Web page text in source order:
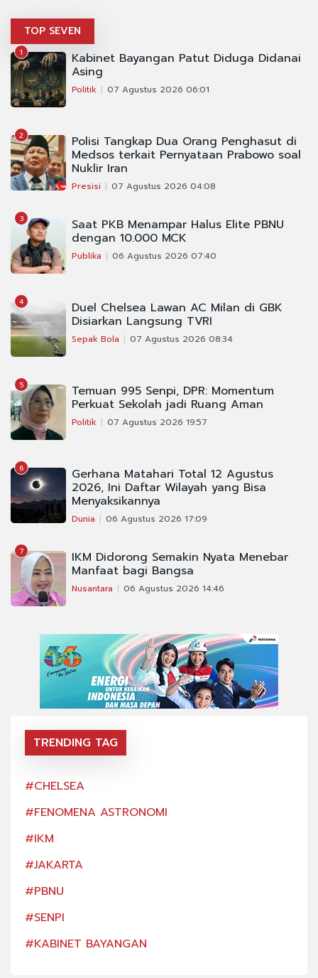
TOP SEVEN
1 Kabinet Bayangan Patut Diduga Didanai
Asing
Politik 07 Agustus 2026 06:01
2 Polisi Tangkap Dua Orang Penghasut di
Medsos terkait Pernyataan Prabowo soal
Nuklir Iran
Presisi 07 Agustus 2026 04:08
3 Saat PKB Menampar Halus Elite PBNU
dengan 10.000 MCK
Publika 06 Agustus 2026 07:40
4 Duel Chelsea Lawan AC Milan di GBK
Disiarkan Langsung TVRI
Sepak Bola 07 Agustus 2026 08:34
5 Temuan 995 Senpi, DPR: Momentum
Perkuat Sekolah jadi Ruang Aman
Politik 07 Agustus 2026 19:57
6 Gerhana Matahari Total 12 Agustus
2026, Ini Daftar Wilayah yang Bisa
Menyaksikannya
Dunia 06 Agustus 2026 17:09
7 IKM Didorong Semakin Nyata Menebar
Manfaat bagi Bangsa
Nusantara 06 Agustus 2026 14:46
TRENDING TAG
#CHELSEA
#FENOMENA ASTRONOMI
#IKM
#JAKARTA
#PBNU
#SENPI
#KABINET BAYANGAN